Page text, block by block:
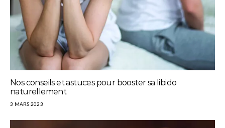
Nos conseils et astuces pour booster sa libido
naturellement
3 MARS 2023